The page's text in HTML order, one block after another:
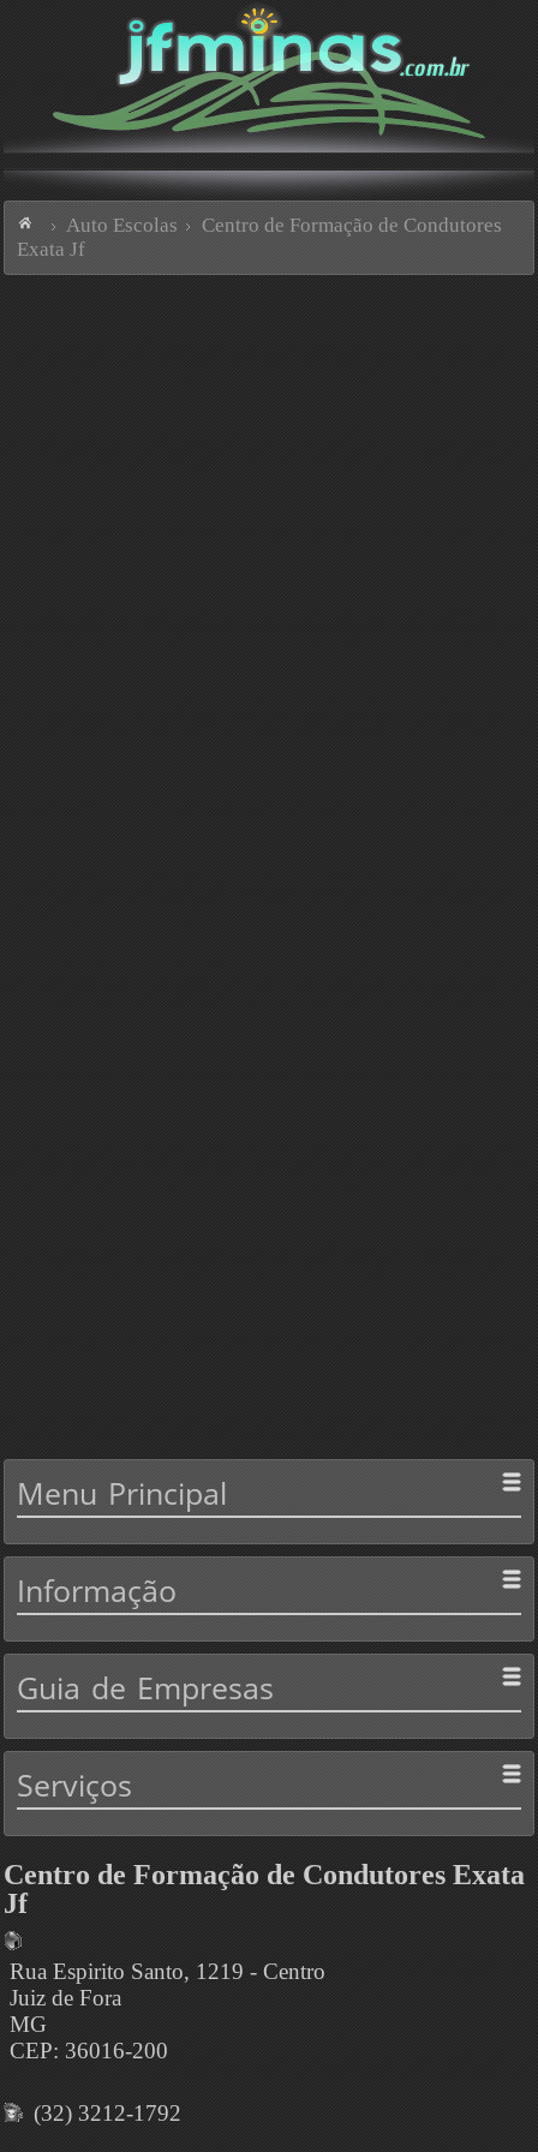
Auto Escolas
Centro de Formação de Condutores
Exata Jf
Menu Principal
Informação
Guia de Empresas
Serviços
Centro de Formação de Condutores Exata
Jf
Rua Espirito Santo, 1219 - Centro
Juiz de Fora
MG
CEP: 36016-200
(32) 3212-1792